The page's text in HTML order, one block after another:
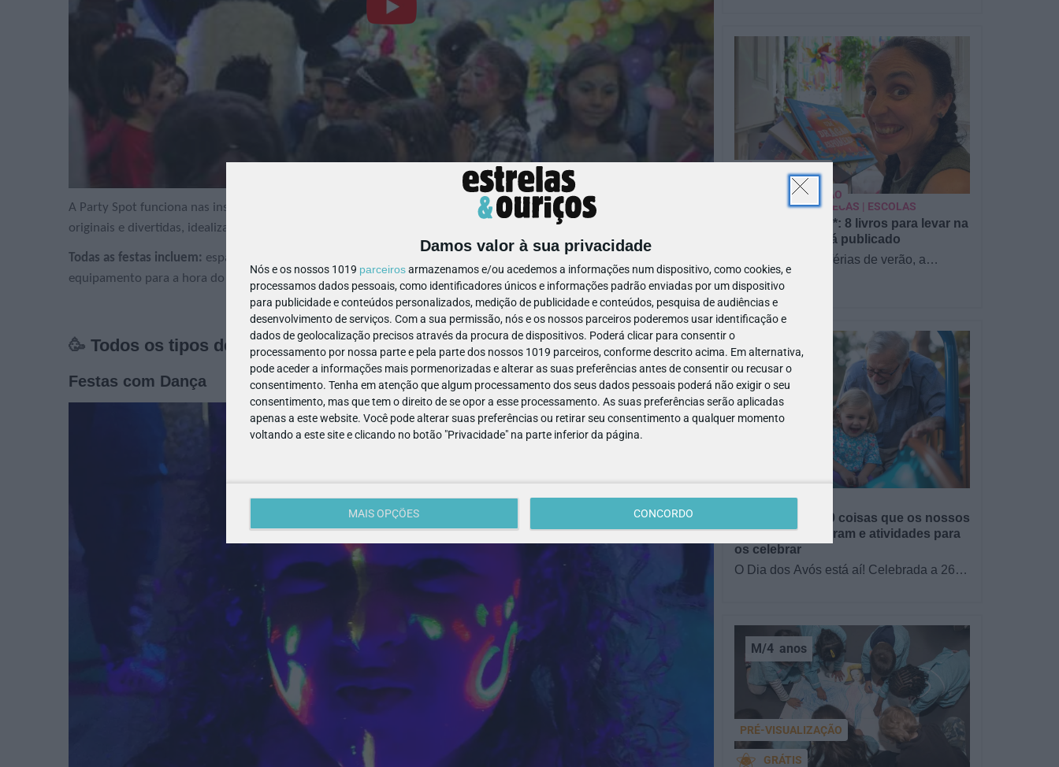
Damos valor à sua privacidade
Nós e os nossos 1019 parceirosarmazenamos e/ou acedemos a informações num dispositivo, como cookies, e
processamos dados pessoais, como identificadores únicos e informações padrão enviadas por um dispositivo
para publicidade e conteúdos personalizados, medição de publicidade e conteúdos, pesquisa de audiências e
desenvolvimento de serviços. Com a sua permissão, nós e os nossos parceiros poderemos usar identificação e
dados de geolocalização precisos através da procura de dispositivos. Poderá clicar para consentir o
processamento por nossa parte e pela parte dos nossos 1019 parceiros, conforme descrito acima. Em alternativa,
pode aceder a informações mais pormenorizadas e alterar as suas preferências antes de consentir ou recusar o
consentimento. Tenha em atenção que algum processamento dos seus dados pessoais poderá não exigir o seu
consentimento, mas que tem o direito de se opor a esse processamento. As suas preferências serão aplicadas
apenas a este website. Você pode alterar suas preferências ou retirar seu consentimento a qualquer momento
voltando a este site e clicando no botão "Privacidade" na parte inferior da página.
MAIS OPÇÕES CONCORDO
A Party Spot funciona nas instalações da Escola de Dança Dance Spot e é famosa pelas suas festas de aniversário
originais e divertidas, idealizadas para cada faixa etária.
Todas as festas incluem: espaço privativo com cerca de 150m2, convites personalizados, som e música, mesas e
equipamento para a hora do lanche, decoração, e local confortável para os pais acompanharem a festa.
🥳 Todos os tipos de festas!
Festas com Dança
Pré-visualização*: 8 livros para levar na
mala de férias - já publicado
Para celebrar as férias de verão, a
Estrelas & Ouriços fez uma parceria com
a Sofia Vieira, da livraria…
PARA BEBÉS
PRÉ-VISUALIZAÇÃO
CONTOS E BIBLIOTECAS | ESCOLAS
Dia dos Avós: 10 coisas que os nossos
avós nos ensinaram e atividades para
os celebrar
O Dia dos Avós está aí! Celebrada a 26
BRINCAR
M/4 anos
GRÁTIS
PRÉ-VISUALIZAÇÃO